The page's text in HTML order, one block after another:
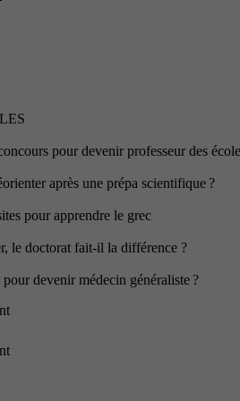
pour devenir professeur des
après une prépa scientifique ?
pour apprendre le grec
le doctorat fait-il la différence ?
devenir médecin généraliste ?